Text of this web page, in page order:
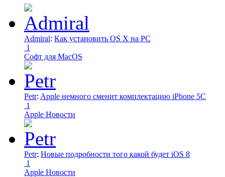
Admiral: Как установить OS X на PC
1
Софт для MacOS
Petr: Apple немного сменит комплектацию iPhone 5C
1
Apple Новости
Petr: Новые подробности того какой будет iOS 8
1
Apple Новости